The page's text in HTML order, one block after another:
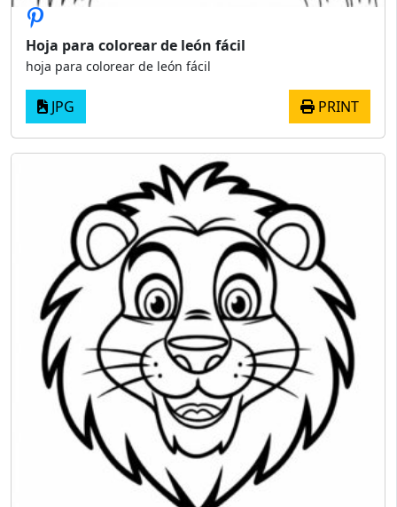
Hoja para colorear de león fácil
hoja para colorear de león fácil
JPG PRINT